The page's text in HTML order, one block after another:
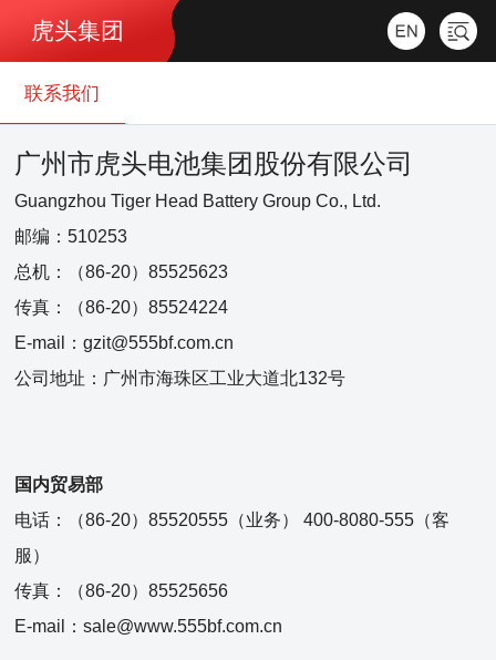
虎头集团
联系我们
广州市虎头电池集团股份有限公司
Guangzhou Tiger Head Battery Group Co., Ltd.
邮编： 510253
总机：
（86-20）85525623
传真：
（86-20）85524224
E-mail： gzit@555bf.com.cn
公司地址： 广州市海珠区工业大道北132号
国内贸易部
电话：（86-20）85520555（业务） 400-8080-555（客
服）
传真：（86-20）85525656
E-mail：sale@www.555bf.com.cn